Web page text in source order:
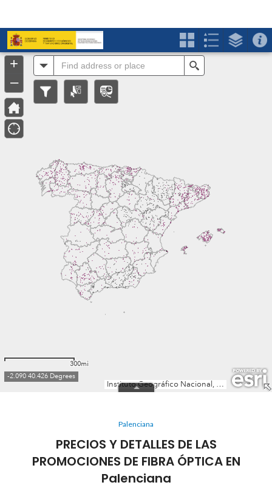
Palenciana
PRECIOS Y DETALLES DE LAS
PROMOCIONES DE FIBRA ÓPTICA EN
Palenciana